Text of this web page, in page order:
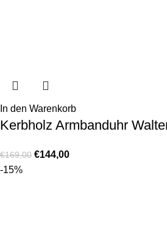
In den Warenkorb
Kerbholz Armbanduhr
€169,00 €144,00
-15%